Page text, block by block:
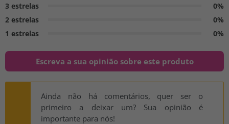
3 estrelas
0%
2 estrelas
0%
1 estrelas
0%
Escreva a sua opinião sobre este produto
Ainda não há comentários, quer ser o
primeiro a deixar um? Sua opinião é
importante para nós!